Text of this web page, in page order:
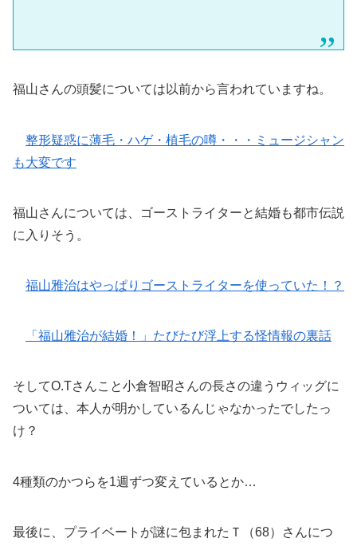
福山さんの頭髪については以前から言われていますね。
整形疑惑に薄毛・ハゲ・植毛の噂・・・ミュージシャン
も大変です
福山さんについては、ゴーストライターと結婚も都市伝説
に入りそう。
福山雅治はやっぱりゴーストライターを使っていた！？
「福山雅治が結婚！」たびたび浮上する怪情報の裏話
そしてO.Tさんこと小倉智昭さんの長さの違うウィッグに
ついては、本人が明かしているんじゃなかったでしたっ
け？
4種類のかつらを1週ずつ変えているとか…
最後に、プライベートが謎に包まれたＴ（68）さんにつ